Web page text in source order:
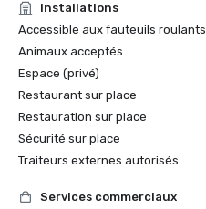
Installations
Accessible aux fauteuils roulants
Animaux acceptés
Espace (privé)
Restaurant sur place
Restauration sur place
Sécurité sur place
Traiteurs externes autorisés
Services commerciaux